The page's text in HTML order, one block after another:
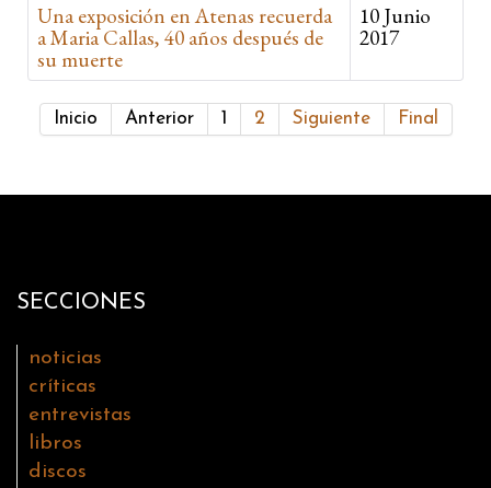
Una exposición en Atenas recuerda
a Maria Callas, 40 años después de
su muerte
10 Junio
2017
Inicio Anterior 1 2 Siguiente Final
SECCIONES
noticias
críticas
entrevistas
libros
discos